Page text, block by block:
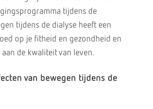
tijdens de
tijdens de dialyse heeft een
op je fitheid en gezondheid en
de kwaliteit van leven.
van bewegen tijdens de